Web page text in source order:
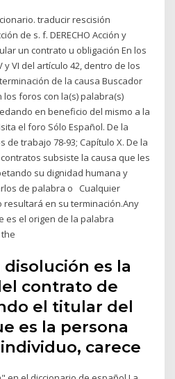
traducir rescisión
de s. f. DERECHO Acción y
un contrato u obligación En los
y VI del artículo 42, dentro de los
de la causa Buscador
foros con la(s) palabra(s)
en beneficio del mismo a la
el foro Sólo Español. De la
trabajo 78-93; Capítulo X. De la
subsiste la causa que les
su dignidad humana y
de palabra o Cualquier
en su terminación.Any
es el origen de la palabra
disolución es la
contrato de
el titular del
es la persona
carece